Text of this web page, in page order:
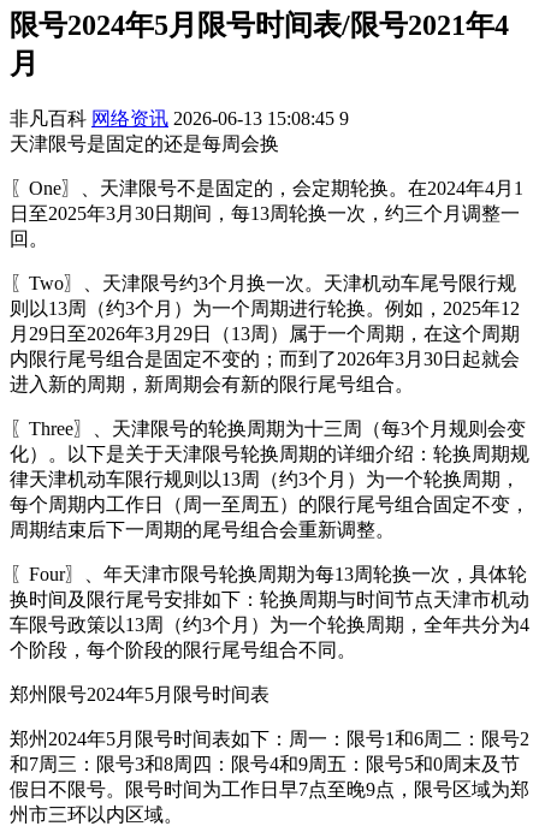
限号2024年5月限号时间表/限号2021年4
月
非凡百科 网络资讯 2026-06-13 15:08:45 9
天津限号是固定的还是每周会换
〖One〗、天津限号不是固定的，会定期轮换。在2024年4月1
日至2025年3月30日期间，每13周轮换一次，约三个月调整一
回。
〖Two〗、天津限号约3个月换一次。天津机动车尾号限行规
则以13周（约3个月）为一个周期进行轮换。例如，2025年12
月29日至2026年3月29日（13周）属于一个周期，在这个周期
内限行尾号组合是固定不变的；而到了2026年3月30日起就会
进入新的周期，新周期会有新的限行尾号组合。
〖Three〗、天津限号的轮换周期为十三周（每3个月规则会变
化）。以下是关于天津限号轮换周期的详细介绍：轮换周期规
律天津机动车限行规则以13周（约3个月）为一个轮换周期，
每个周期内工作日（周一至周五）的限行尾号组合固定不变，
周期结束后下一周期的尾号组合会重新调整。
〖Four〗、年天津市限号轮换周期为每13周轮换一次，具体轮
换时间及限行尾号安排如下：轮换周期与时间节点天津市机动
车限号政策以13周（约3个月）为一个轮换周期，全年共分为4
个阶段，每个阶段的限行尾号组合不同。
郑州限号2024年5月限号时间表
郑州2024年5月限号时间表如下：周一：限号1和6周二：限号2
和7周三：限号3和8周四：限号4和9周五：限号5和0周末及节
假日不限号。限号时间为工作日早7点至晚9点，限号区域为郑
州市三环以内区域。